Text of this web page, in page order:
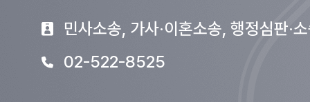
민사소송, 가사·이혼소송, 행정심판·
02-522-8525